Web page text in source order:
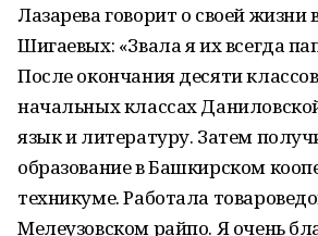
Лазарева говорит о своей жизни
Шигаевых: «Звала я их всегда
После окончания десяти
начальных классах
язык и литературу. Затем
образование в Башкирском
техникуме. Работала
Мелеузовском райпо. Я очень